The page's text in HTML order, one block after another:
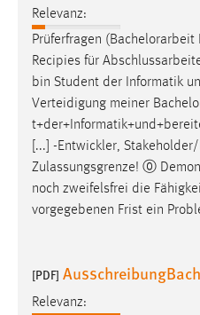
Relevanz:
Prüferfragen (Bachelorarbeit
Recipies für
bin Student der Informatik
Verteidigung meiner
[...] -Entwickler,
Zulassungsgrenze! ⓪
noch zweifelsfrei die
vorgegebenen Frist ein
[PDF]
Relevanz:
MARKETING
verwendet, um
hinweg verfolgen.
Google Ads
Google Ireland Limited